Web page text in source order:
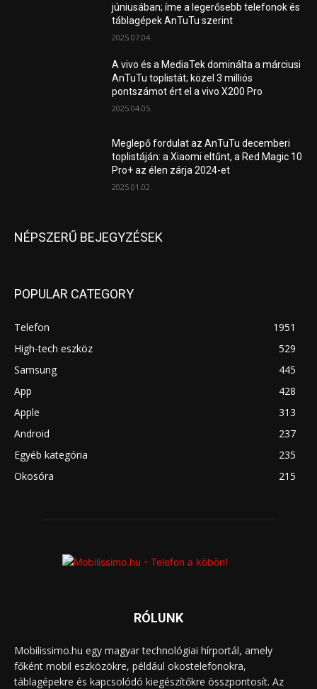
júniusában; íme a legerősebb telefonok és
táblagépek AnTuTu szerint
2025.07.04.
A vivo és a MediaTek dominálta a márciusi
AnTuTu toplistát; közel 3 milliós
pontszámot ért el a vivo X200 Pro
2025.04.05.
Meglepő fordulat az AnTuTu decemberi
toplistáján: a Xiaomi eltűnt, a Red Magic 10
Pro+ az élen zárja 2024-et
2025.01.02.
NÉPSZERŰ BEJEGYZÉSEK
POPULAR CATEGORY
Telefon
1951
High-tech eszköz
529
Samsung
445
App
428
Apple
313
Android
237
Egyéb kategória
235
Okosóra
215
RÓLUNK
Mobilissimo.hu egy magyar technológiai hírportál, amely
főként mobil eszközökre, például okostelefonokra,
táblagépekre és kapcsolódó kiegészítőkre összpontosít. Az